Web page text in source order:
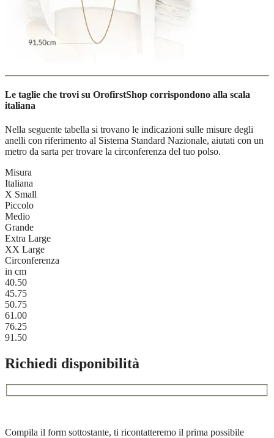
Le taglie che trovi su OrofirstShop corrispondono alla scala
italiana
Nella seguente tabella si trovano le indicazioni sulle misure degli
anelli con riferimento al Sistema Standard Nazionale, aiutati con un
metro da sarta per trovare la circonferenza del tuo polso.
Misura
Italiana
X Small
Piccolo
Medio
Grande
Extra Large
XX Large
Circonferenza
in cm
40.50
45.75
50.75
61.00
76.25
91.50
Richiedi disponibilità
Compila il form sottostante, ti ricontatteremo il prima possibile